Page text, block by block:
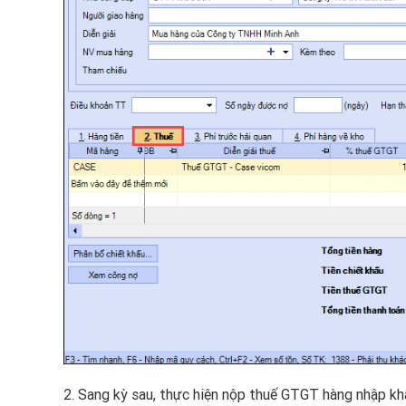
2. Sang kỳ sau, thực hiện nộp thuế GTGT hàng nhập